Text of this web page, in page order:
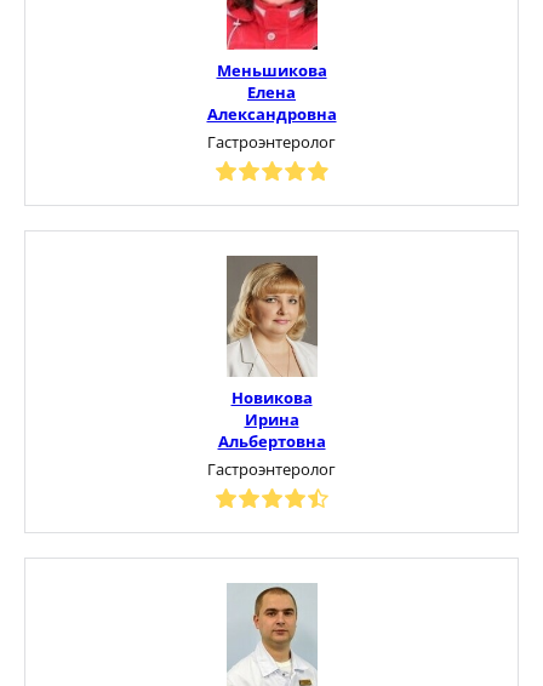
Меньшикова
Елена
Александровна
Гастроэнтеролог
Новикова
Ирина
Альбертовна
Гастроэнтеролог